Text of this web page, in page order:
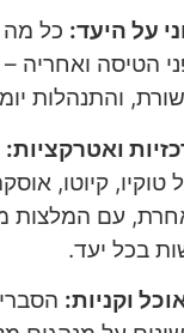
על היעד: כל מה
הטיסה ואחריה
והתנהלות
ואטרקציות:
קיוטו,
עם המלצות
בכל יעד.
וקניות: